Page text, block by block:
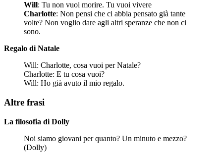
Will: Tu non vuoi morire. Tu vuoi vivere
Charlotte: Non pensi che ci abbia pensato già tante
volte? Non voglio dare agli altri speranze che non ci
sono.
Regalo di Natale
Will: Charlotte, cosa vuoi per Natale?
Charlotte: E tu cosa vuoi?
Will: Ho già avuto il mio regalo.
Altre frasi
La filosofia di Dolly
Noi siamo giovani per quanto? Un minuto e mezzo?
(Dolly)